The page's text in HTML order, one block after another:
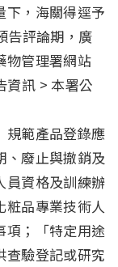
下，海關得逕予
告評論期，廣
物管理署網站
訊 > 本署公
規範產品登錄應
、廢止與撤銷及
員資格及訓練辦
品專業技術人
項；「特定用途
查驗登記或研究